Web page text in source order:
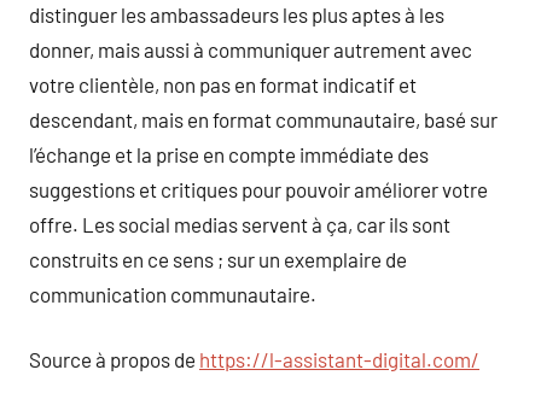
distinguer les ambassadeurs les plus aptes à les
donner, mais aussi à communiquer autrement avec
votre clientèle, non pas en format indicatif et
descendant, mais en format communautaire, basé sur
l’échange et la prise en compte immédiate des
suggestions et critiques pour pouvoir améliorer votre
offre. Les social medias servent à ça, car ils sont
construits en ce sens ; sur un exemplaire de
communication communautaire.
Source à propos de https://l-assistant-digital.com/